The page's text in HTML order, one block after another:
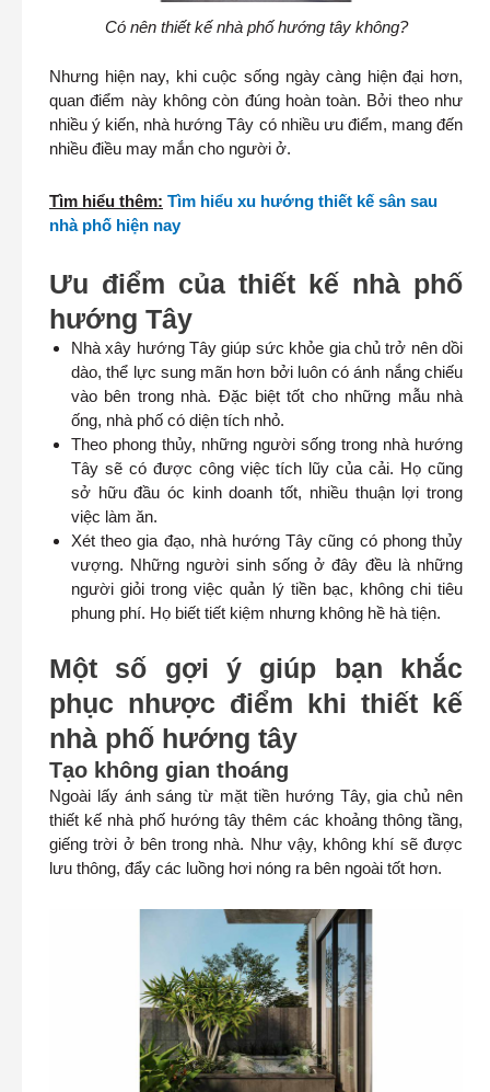
Có nên thiết kế nhà phố hướng tây không?
Nhưng hiện nay, khi cuộc sống ngày càng hiện đại hơn,
quan điểm này không còn đúng hoàn toàn. Bởi theo như
nhiều ý kiến, nhà hướng Tây có nhiều ưu điểm, mang đến
nhiều điều may mắn cho người ở.
Tìm hiểu thêm: Tìm hiểu xu hướng thiết kế sân sau
nhà phố hiện nay
Ưu điểm của thiết kế nhà phố
hướng Tây
Nhà xây hướng Tây giúp sức khỏe gia chủ trở nên dồi
dào, thể lực sung mãn hơn bởi luôn có ánh nắng chiếu
vào bên trong nhà. Đặc biệt tốt cho những mẫu nhà
ống, nhà phố có diện tích nhỏ.
Theo phong thủy, những người sống trong nhà hướng
Tây sẽ có được công việc tích lũy của cải. Họ cũng
sở hữu đầu óc kinh doanh tốt, nhiều thuận lợi trong
việc làm ăn.
Xét theo gia đạo, nhà hướng Tây cũng có phong thủy
vượng. Những người sinh sống ở đây đều là những
người giỏi trong việc quản lý tiền bạc, không chi tiêu
phung phí. Họ biết tiết kiệm nhưng không hề hà tiện.
Một số gợi ý giúp bạn khắc
phục nhược điểm khi thiết kế
nhà phố hướng tây
Tạo không gian thoáng
Ngoài lấy ánh sáng từ mặt tiền hướng Tây, gia chủ nên
thiết kế nhà phố hướng tây thêm các khoảng thông tầng,
giếng trời ở bên trong nhà. Như vậy, không khí sẽ được
lưu thông, đẩy các luồng hơi nóng ra bên ngoài tốt hơn.